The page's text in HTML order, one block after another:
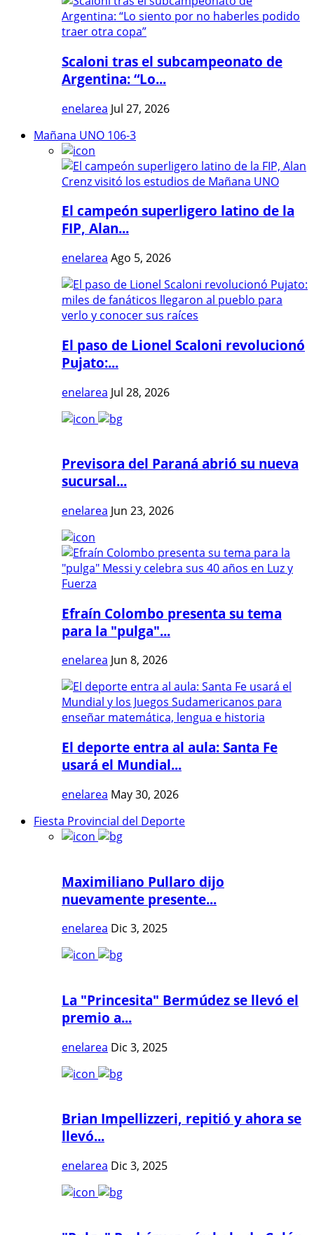
Scaloni tras el subcampeonato de
Argentina: “Lo...
enelarea Jul 27, 2026
Mañana UNO 106-3
El campeón superligero latino de la
FIP, Alan...
enelarea Ago 5, 2026
El paso de Lionel Scaloni revolucionó
Pujato:...
enelarea Jul 28, 2026
Previsora del Paraná abrió su nueva
sucursal...
enelarea Jun 23, 2026
Efraín Colombo presenta su tema
para la "pulga"...
enelarea Jun 8, 2026
El deporte entra al aula: Santa Fe
usará el Mundial...
enelarea May 30, 2026
Fiesta Provincial del Deporte
Maximiliano Pullaro dijo
nuevamente presente...
enelarea Dic 3, 2025
La "Princesita" Bermúdez se llevó el
premio a...
enelarea Dic 3, 2025
Brian Impellizzeri, repitió y ahora se
llevó...
enelarea Dic 3, 2025